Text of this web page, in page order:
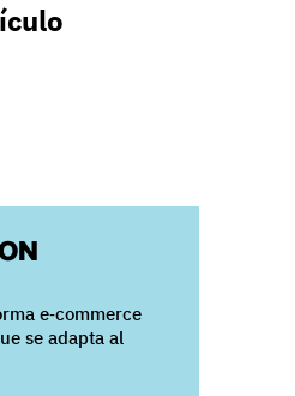
e‑commerce
se adapta al